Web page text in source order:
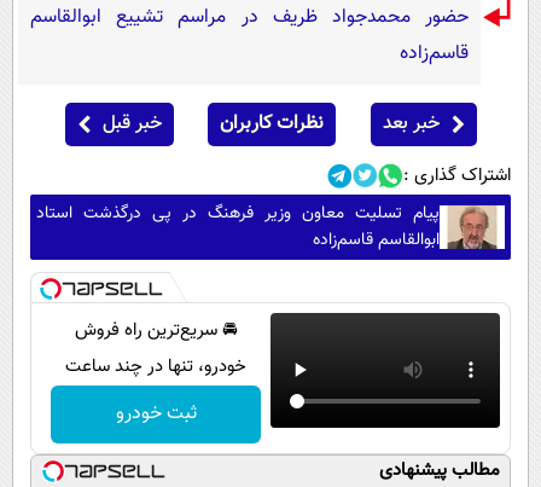
حضور محمدجواد ظریف در مراسم تشییع ابوالقاسم
قاسم‌زاده
خبر بعد نظرات کاربران خبر قبل
اشتراک گذاری :
پیام تسلیت معاون وزیر فرهنگ در پی درگذشت استاد
ابوالقاسم قاسم‌زاده
🚘 سریع‌ترین راه فروش
خودرو، تنها در چند ساعت
ثبت خودرو
مطالب پیشنهادی